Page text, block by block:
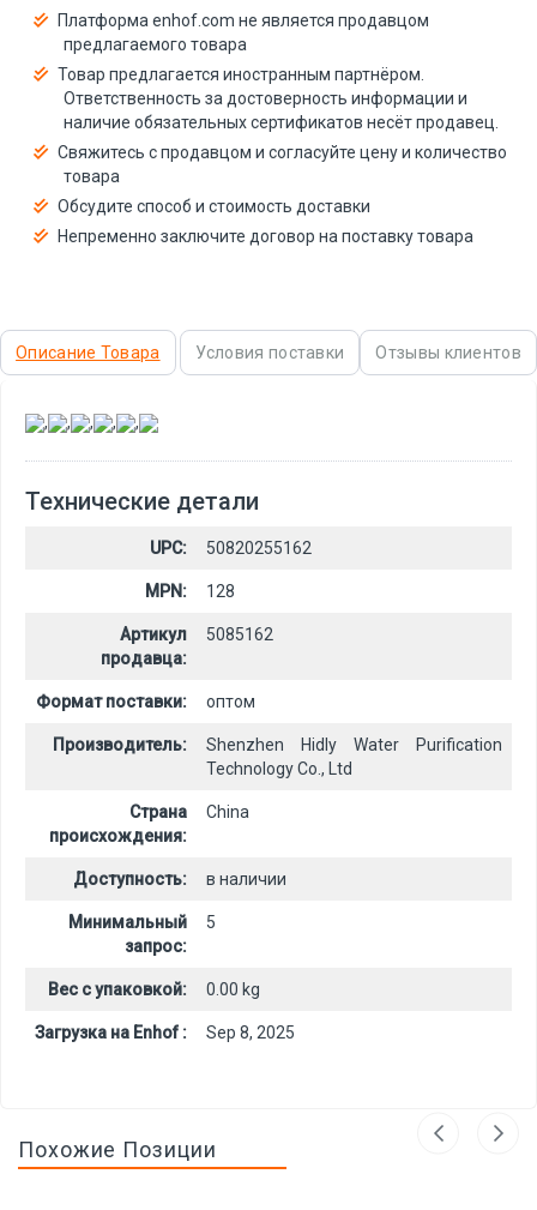
Платформа enhof.com не является продавцом
предлагаемого товара
Товар предлагается иностранным партнёром.
Ответственность за достоверность информации и
наличие обязательных сертификатов несёт продавец.
Свяжитесь с продавцом и согласуйте цену и количество
товара
Обсудите способ и стоимость доставки
Непременно заключите договор на поставку товара
Описание Товара Условия поставки Отзывы клиентов
, , , , ,
Технические детали
UPC: 50820255162
MPN: 128
Артикул
продавца:
5085162
Формат поставки: оптом
Производитель:
Shenzhen Hidly Water Purification
Technology Co., Ltd
Страна
происхождения:
China
Доступность: в наличии
Минимальный
запрос:
5
Вес с упаковкой: 0.00 kg
Загрузка на Enhof : Sep 8, 2025
Похожие Позиции